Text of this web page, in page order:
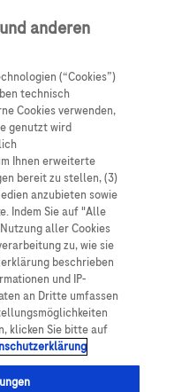
0
Artikel
für:
anderen
(“Cookies”)
technisch
Cookies verwenden,
genutzt wird
Ihnen erweiterte
bereit zu stellen, (3)
anzubieten sowie
Indem Sie auf "Alle
aller Cookies
zu, wie sie
beschrieben
und IP-
an Dritte umfassen
klicken Sie bitte auf